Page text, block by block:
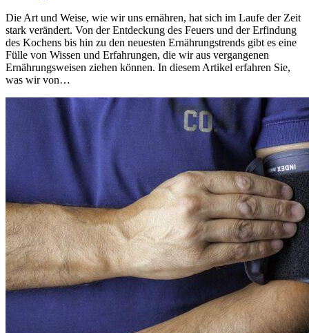
Die Art und Weise, wie wir uns ernähren, hat sich im Laufe der Zeit
stark verändert. Von der Entdeckung des Feuers und der Erfindung
des Kochens bis hin zu den neuesten Ernährungstrends gibt es eine
Fülle von Wissen und Erfahrungen, die wir aus vergangenen
Ernährungsweisen ziehen können. In diesem Artikel erfahren Sie,
was wir von…